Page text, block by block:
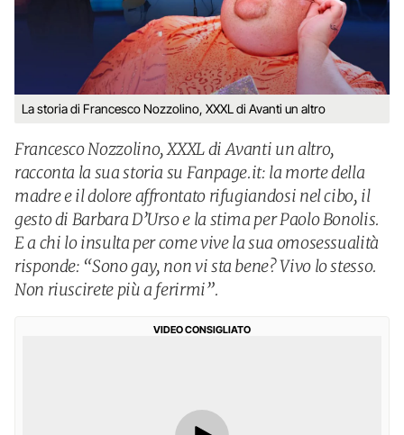
La storia di Francesco Nozzolino, XXXL di Avanti un altro
Francesco Nozzolino, XXXL di Avanti un altro,
racconta la sua storia su Fanpage.it: la morte della
madre e il dolore affrontato rifugiandosi nel cibo, il
gesto di Barbara D’Urso e la stima per Paolo Bonolis.
E a chi lo insulta per come vive la sua omosessualità
risponde: “Sono gay, non vi sta bene? Vivo lo stesso.
Non riuscirete più a ferirmi”.
VIDEO CONSIGLIATO